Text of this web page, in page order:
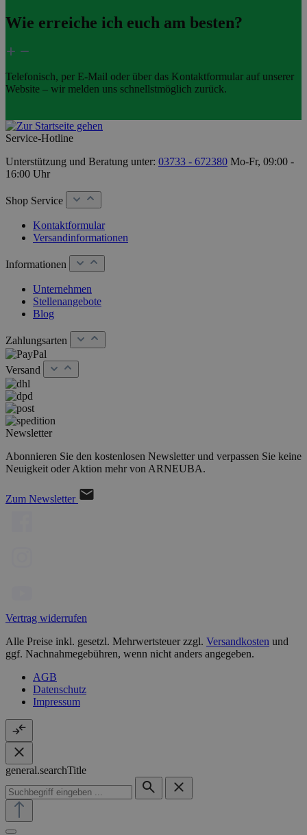
Wie erreiche ich euch am besten?
Telefonisch, per E-Mail oder über das Kontaktformular auf unserer
Website – wir melden uns schnellstmöglich zurück.
Service-Hotline
Unterstützung und Beratung unter: 03733 - 672380 Mo-Fr, 09:00 -
16:00 Uhr
Shop Service
Kontaktformular
Versandinformationen
Informationen
Unternehmen
Stellenangebote
Blog
Zahlungsarten
Versand
Newsletter
Abonnieren Sie den kostenlosen Newsletter und verpassen Sie keine
Neuigkeit oder Aktion mehr von ARNEUBA.
Zum Newsletter
Vertrag widerrufen
Alle Preise inkl. gesetzl. Mehrwertsteuer zzgl. Versandkosten und
ggf. Nachnahmegebühren, wenn nicht anders angegeben.
AGB
Datenschutz
Impressum
general.searchTitle